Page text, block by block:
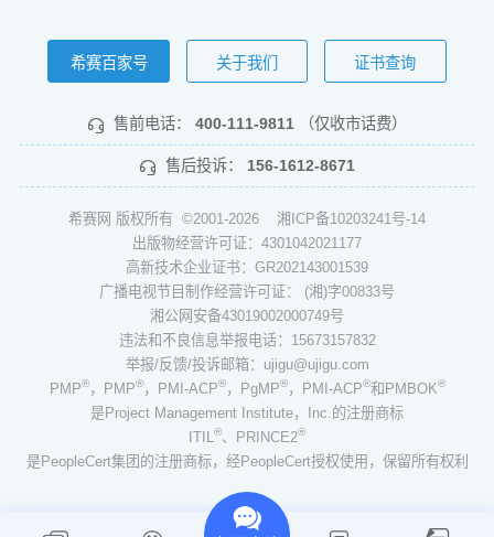
希赛百家号 关于我们 证书查询
售前电话： 400-111-9811 （仅收市话费）
售后投诉： 156-1612-8671
希赛网 版权所有 ©2001-2026 湘ICP备10203241号-14
出版物经营许可证：4301042021177
高新技术企业证书：GR202143001539
广播电视节目制作经营许可证： (湘)字00833号
湘公网安备43019002000749号
违法和不良信息举报电话：15673157832
举报/反馈/投诉邮箱：ujigu@ujigu.com
PMP®，PMP®，PMI-ACP®，PgMP®，PMI-ACP®和PMBOK®
是Project Management Institute，Inc.的注册商标
ITIL®、PRINCE2®
是PeopleCert集团的注册商标，经PeopleCert授权使用，保留所有权利